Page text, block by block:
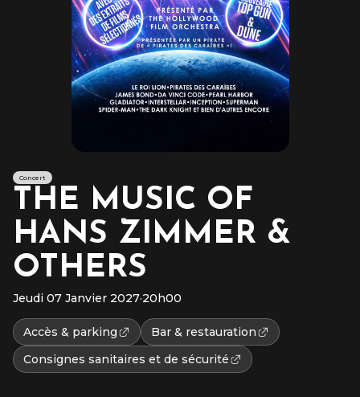
Concert
THE MUSIC OF
HANS ZIMMER &
OTHERS
Jeudi 07 Janvier 2027·20h00
Accès & parking
Bar & restauration
Consignes sanitaires et de sécurité